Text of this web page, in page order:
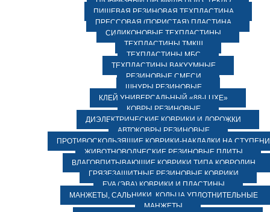
ПИЩЕВАЯ РЕЗИНОВАЯ ТЕХПЛАСТИНА
ПРЕССОВАЯ (ПОРИСТАЯ) ПЛАСТИНА
СИЛИКОНОВЫЕ ТЕХПЛАСТИНЫ
ТЕХПЛАСТИНЫ ТМКЩ
ТЕХПЛАСТИНЫ МБС
ТЕХПЛАСТИНЫ ВАКУУМНЫЕ
РЕЗИНОВЫЕ СМЕСИ
ШНУРЫ РЕЗИНОВЫЕ
КЛЕЙ УНИВЕРСАЛЬНЫЙ «88-LUXE»
КОВРЫ РЕЗИНОВЫЕ
ДИЭЛЕКТРИЧЕСКИЕ КОВРИКИ И ДОРОЖКИ
АВТОКОВРЫ РЕЗИНОВЫЕ
ПРОТИВОСКОЛЬЗЯЩИЕ КОВРИКИ-НАКЛАДКИ НА СТУПЕНИ
ЖИВОТНОВОДЧЕСКИЕ РЕЗИНОВЫЕ ПЛИТЫ
ВЛАГОВПИТЫВАЮЩИЕ КОВРИКИ ТИПА КОВРОЛИН
ГРЯЗЕЗАЩИТНЫЕ РЕЗИНОВЫЕ КОВРИКИ
EVA (ЭВА) КОВРИКИ И ПЛАСТИНЫ
МАНЖЕТЫ, САЛЬНИКИ, КОЛЬЦА УПЛОТНИТЕЛЬНЫЕ
МАНЖЕТЫ